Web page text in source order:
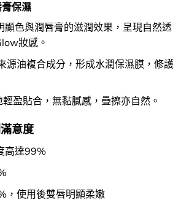
保濕
顯色與潤唇膏的滋潤效果，呈現自然透
妝感。
源油複合成分，形成水潤保濕膜，修護
盈貼合，無黏膩感，疊擦亦自然。
意度
高達99%
，使用後雙唇明顯柔嫩